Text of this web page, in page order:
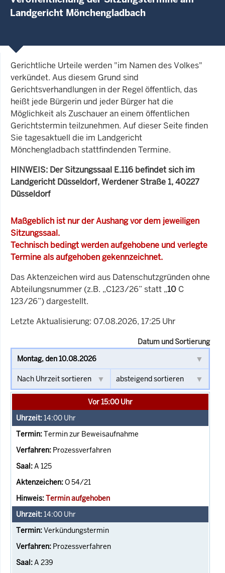
Landgericht Mönchengladbach
Gerichtliche Urteile werden "im Namen des Volkes"
verkündet. Aus diesem Grund sind
Gerichtsverhandlungen in der Regel öffentlich, das
heißt jede Bürgerin und jeder Bürger hat die
Möglichkeit als Zuschauer an einem öffentlichen
Gerichtstermin teilzunehmen. Auf dieser Seite finden
Sie tagesaktuell die im Landgericht
Mönchengladbach stattfindenden Termine.
HINWEIS: Der Sitzungssaal E.116 befindet sich im
Landgericht Düsseldorf, Werdener Straße 1, 40227
Düsseldorf
Maßgeblich ist nur der Aushang vor dem jeweiligen
Sitzungssaal.
Technisch bedingt werden aufgehobene und verlegte
Termine als aufgehoben gekennzeichnet.
Das Aktenzeichen wird aus Datenschutzgründen ohne
Abteilungsnummer (z.B. „C123/26” statt „10 C
123/26”) dargestellt.
Letzte Aktualisierung: 07.08.2026, 17:25 Uhr
Datum und Sortierung
Vor 15:00 Uhr
14:00 Uhr
Termin zur Beweisaufnahme
Prozessverfahren
A 125
O 54/21
Termin aufgehoben
14:00 Uhr
Verkündungstermin
Prozessverfahren
A 239